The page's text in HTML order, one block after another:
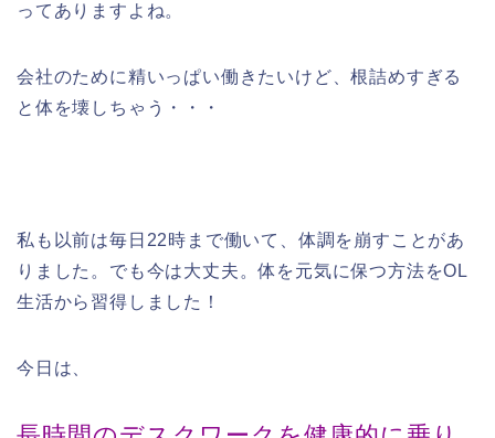
ってありますよね。
会社のために精いっぱい働きたいけど、根詰めすぎる
と体を壊しちゃう・・・
私も以前は毎日22時まで働いて、体調を崩すことがあ
りました。でも今は大丈夫。体を元気に保つ方法をOL
生活から習得しました！
今日は、